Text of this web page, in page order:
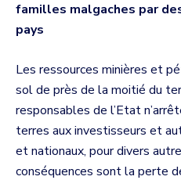
familles malgaches par
pays
Les ressources minières et
sol de près de la moitié du
responsables de l’Etat
terres aux investisseurs et
et nationaux, pour divers
conséquences sont la perte